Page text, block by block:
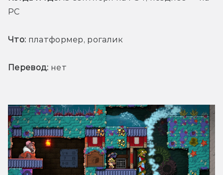
РС
Что: платформер, рогалик
Перевод: нет